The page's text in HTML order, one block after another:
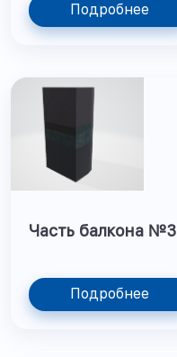
Подробнее
Часть балкона №3
Подробнее